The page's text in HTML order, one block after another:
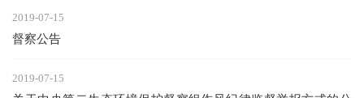
2019-07-15
督察公告
2019-07-15